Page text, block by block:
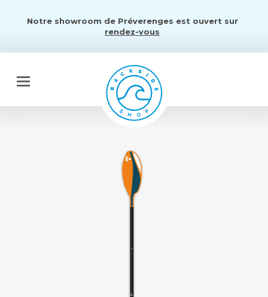
Notre showroom de Préverenges est ouvert sur
rendez-vous